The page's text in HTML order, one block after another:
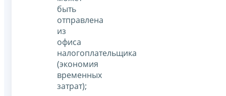
быть
отправлена
из
офиса
налогоплательщика
(экономия
временных
затрат);